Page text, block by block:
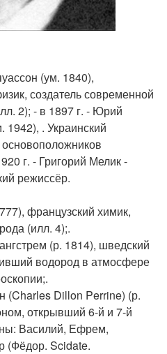
(ум. 1840),
создатель современной
2); - в 1897 г. - Юрий
1942), . Украинский
г. - Григорий Мелик -
режиссёр.
французский химик,
(илл. 4);.
(р. 1814), шведский
водород в атмосфере
(Charles Dillon Perrine) (р.
открывший 6-й и 7-й
Василий, Ефрем,
(Фёдор. Scidate.